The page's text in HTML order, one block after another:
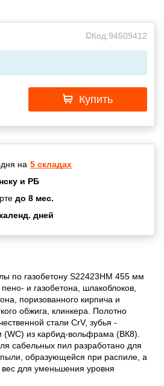
Код:94509412
Купить
на 5 складах
и РБ
до 8 мес.
дней
по газобетону S22423HM 455 мм
и газобетона, шлакоблоков,
поризованного кирпича и
обжига, клинкера. Полотно
стали CrV, зубья -
(WC) из карбид-вольфрама (ВК8).
сабельных пил разработано для
образующейся при распиле, а
для уменьшения уровня